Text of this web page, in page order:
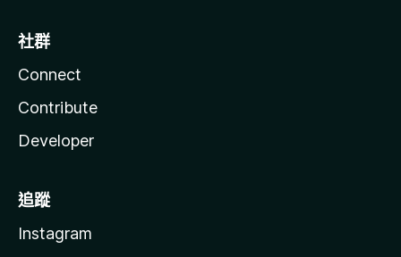
社群
Connect
Contribute
Developer
追蹤
Instagram